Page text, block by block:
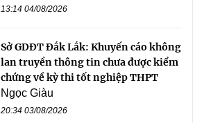
13:14 04/08/2026
Sở GDĐT Đắk Lắk: Khuyến cáo không
lan truyền thông tin chưa được kiểm
chứng về kỳ thi tốt nghiệp THPT
Ngọc Giàu
20:34 03/08/2026